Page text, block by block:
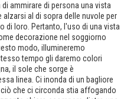
ammirare di persona una vista
al di sopra delle nuvole per
di loro. Pertanto, l'uso di una vista
decorazione nel soggiorno
modo, illumineremo
tempo gli daremo colori
il sole che sorge è
linea. Ci inonda di un bagliore
che ci circonda stia affogando